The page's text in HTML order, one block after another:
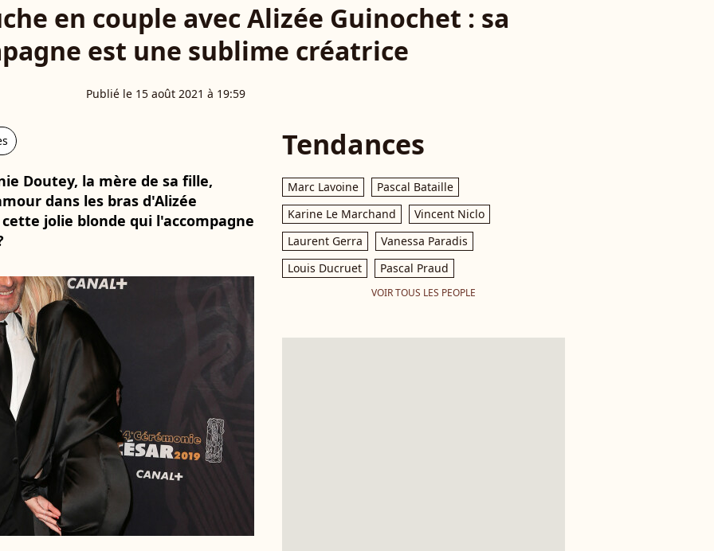
en couple avec Alizée Guinochet : sa
est une sublime créatrice
Publié le 15 août 2021 à 19:59
Doutey, la mère de sa fille,
dans les bras d'Alizée
jolie blonde qui l'accompagne
Tendances
Marc Lavoine
Pascal Bataille
Karine Le Marchand
Vincent Niclo
Laurent Gerra
Vanessa Paradis
Louis Ducruet
Pascal Praud
VOIR TOUS LES PEOPLE